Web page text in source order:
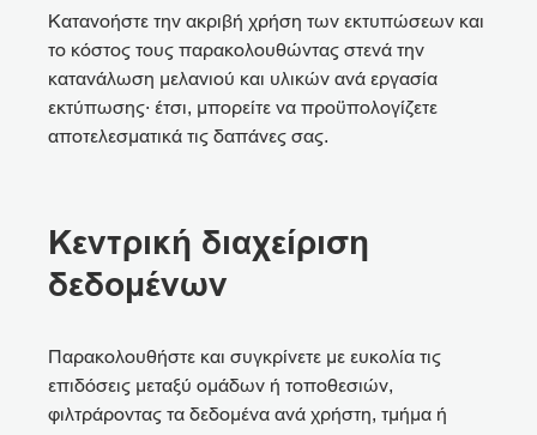
Κατανοήστε την ακριβή χρήση των εκτυπώσεων και
το κόστος τους παρακολουθώντας στενά την
κατανάλωση μελανιού και υλικών ανά εργασία
εκτύπωσης· έτσι, μπορείτε να προϋπολογίζετε
αποτελεσματικά τις δαπάνες σας.
Κεντρική διαχείριση
δεδομένων
Παρακολουθήστε και συγκρίνετε με ευκολία τις
επιδόσεις μεταξύ ομάδων ή τοποθεσιών,
φιλτράροντας τα δεδομένα ανά χρήστη, τμήμα ή